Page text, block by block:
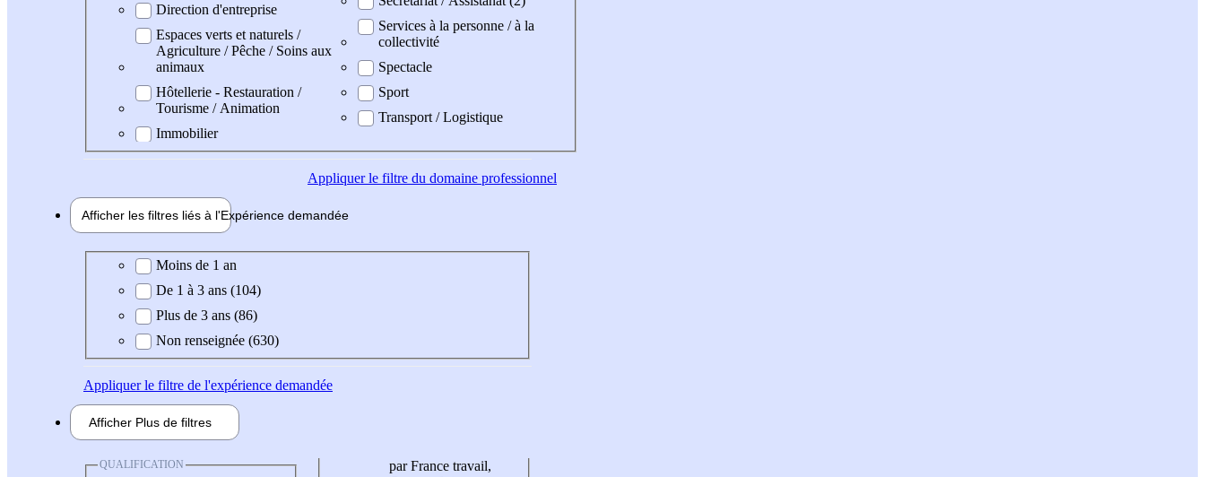
Direction d'entreprise
Espaces verts et naturels /
Agriculture / Pêche / Soins aux
animaux
Hôtellerie - Restauration /
Tourisme / Animation
Immobilier
Services à la personne / à la
collectivité
Spectacle
Sport
Transport / Logistique
Appliquerle filtre du domaine professionnel
Afficher les filtres liés à l'Expérience demandée
Expérience demandée
Moins de 1 an
De 1 à 3 ans (104)
Plus de 3 ans (86)
Non renseignée (630)
Appliquerle filtre de l'expérience demandée
Afficher Plus de filtres
QUALIFICATION
par France travail,